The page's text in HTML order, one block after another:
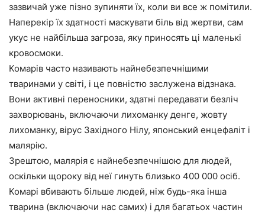
зазвичай уже пізно зупиняти їх, коли ви все ж помітили.
Наперекір їх здатності маскувати біль від жертви, сам
укус не найбільша загроза, яку приносять ці маленькі
кровосмоки.
Комарів часто називають найнебезпечнішими
тваринами у світі, і це повністю заслужена відзнака.
Вони активні переносники, здатні передавати безліч
захворювань, включаючи лихоманку денге, жовту
лихоманку, вірус Західного Нілу, японський енцефаліт і
малярію.
Зрештою, малярія є найнебезпечнішою для людей,
оскільки щороку від неї гинуть близько 400 000 осіб.
Комарі вбивають більше людей, ніж будь-яка інша
тварина (включаючи нас самих) і для багатьох частин